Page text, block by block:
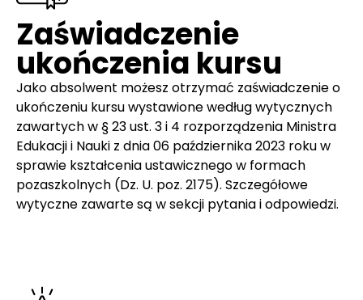
Zaświadczenie
ukończenia kursu
Jako absolwent możesz otrzymać zaświadczenie o
ukończeniu kursu wystawione według wytycznych
zawartych w § 23 ust. 3 i 4 rozporządzenia Ministra
Edukacji i Nauki z dnia 06 października 2023 roku w
sprawie kształcenia ustawicznego w formach
pozaszkolnych (Dz. U. poz. 2175). Szczegółowe
wytyczne zawarte są w sekcji pytania i odpowiedzi.